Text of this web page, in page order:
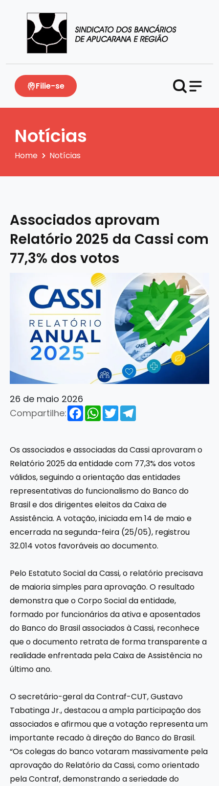
Filie-se
Notícias
Home Notícias
Associados aprovam
Relatório 2025 da Cassi com
77,3% dos votos
26 de maio 2026
Compartilhe:
FacebookWhatsApp
Twitter
Os associados e associadas da Cassi aprovaram o
Relatório 2025 da entidade com 77,3% dos votos
válidos, seguindo a orientação das entidades
representativas do funcionalismo do Banco do
Brasil e dos dirigentes eleitos da Caixa de
Assistência. A votação, iniciada em 14 de maio e
encerrada na segunda-feira (25/05), registrou
32.014 votos favoráveis ao documento.
Pelo Estatuto Social da Cassi, o relatório precisava
de maioria simples para aprovação. O resultado
demonstra que o Corpo Social da entidade,
formado por funcionários da ativa e aposentados
do Banco do Brasil associados à Cassi, reconhece
que o documento retrata de forma transparente a
realidade enfrentada pela Caixa de Assistência no
último ano.
O secretário-geral da Contraf-CUT, Gustavo
Tabatinga Jr., destacou a ampla participação dos
associados e afirmou que a votação representa um
importante recado à direção do Banco do Brasil.
“Os colegas do banco votaram massivamente pela
aprovação do Relatório da Cassi, como orientado
pela Contraf, demonstrando a seriedade do